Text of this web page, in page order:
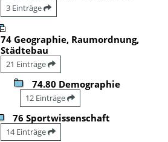
3 Einträge
74 Geographie, Raumordnung,
Städtebau
21 Einträge
74.80 Demographie
12 Einträge
76 Sportwissenschaft
14 Einträge